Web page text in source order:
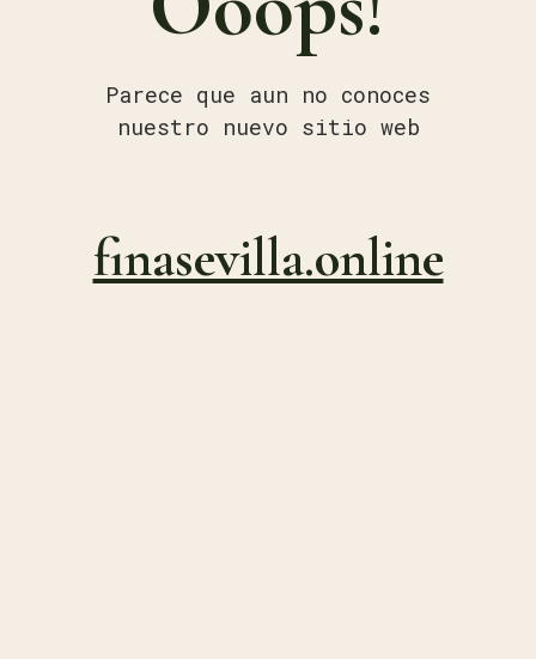
Parece que aun no conoces
nuestro nuevo sitio web
finasevilla.online